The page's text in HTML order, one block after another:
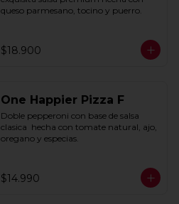
queso parmesano, tocino y puerro.
$18.900
One Happier Pizza F
Doble pepperoni con base de salsa
clasica  hecha con tomate natural, ajo,
oregano y especias.
$14.990